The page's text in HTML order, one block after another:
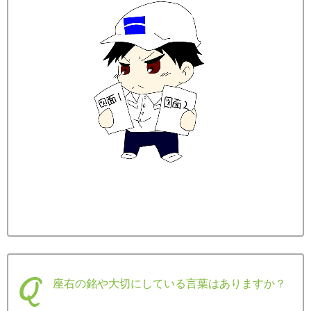
座右の銘や大切にしている言葉はありますか？